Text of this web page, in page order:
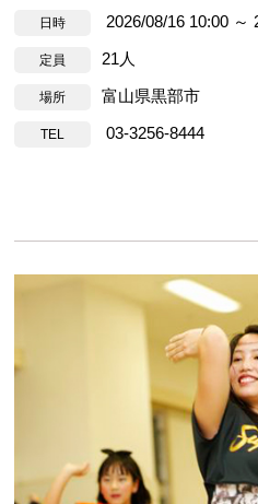
日時 2026/08/16 10:00 ～
定員 21人
場所 富山県黒部市
TEL 03-3256-8444